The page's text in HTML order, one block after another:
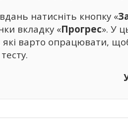
натисніть кнопку «
вкладку «Прогрес». У
які варто опрацювати,